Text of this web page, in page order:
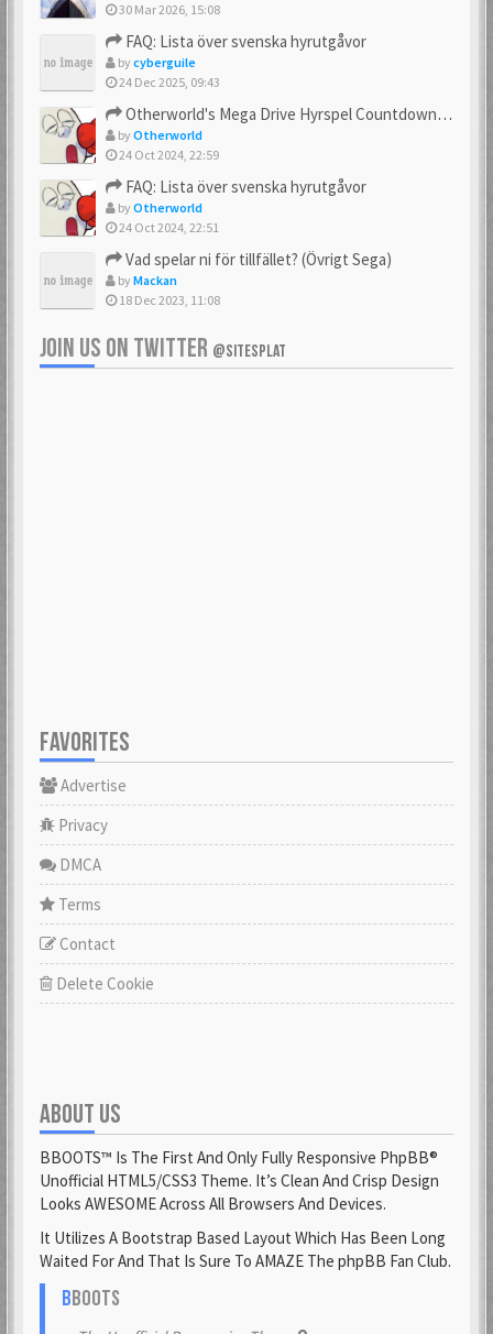
30 Mar 2026, 15:08
FAQ: Lista över svenska hyrutgåvor
bycyberguile
24 Dec 2025, 09:43
Otherworld's Mega Drive Hyrspel Countdown Tråd!
byOtherworld
24 Oct 2024, 22:59
FAQ: Lista över svenska hyrutgåvor
byOtherworld
24 Oct 2024, 22:51
Vad spelar ni för tillfället? (Övrigt Sega)
byMackan
18 Dec 2023, 11:08
JOIN US ON TWITTER @SITESPLAT
FAVORITES
Advertise
Privacy
DMCA
Terms
Contact
Delete Cookie
ABOUT US
BBOOTS™ Is The First And Only Fully Responsive PhpBB®
Unofficial HTML5/CSS3 Theme. It’s Clean And Crisp Design
Looks AWESOME Across All Browsers And Devices.
It Utilizes A Bootstrap Based Layout Which Has Been Long
Waited For And That Is Sure To AMAZE The phpBB Fan Club.
BBOOTS